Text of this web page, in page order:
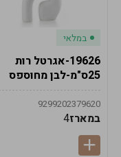
במלאי
19626-אגרטל רות
25ס"מ-לבן מחוספס
9299202379620
במארז4